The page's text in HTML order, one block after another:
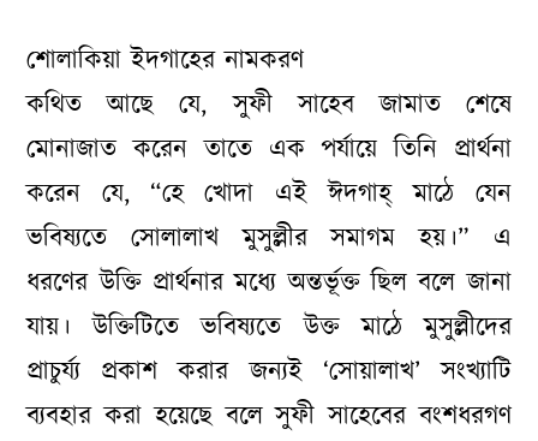
শোলাকিয়া ইদগাহের নামকরণ
কথিত আছে যে, সুফী সাহেব জামাত শেষে
মোনাজাত করেন তাতে এক পর্যায়ে তিনি প্রার্থনা
করেন যে, “হে খোদা এই ঈদগাহ্ মাঠে যেন
ভবিষ্যতে সোলালাখ মুসুল্লীর সমাগম হয়।” এ
ধরণের উক্তি প্রার্থনার মধ্যে অন্তর্ভূক্ত ছিল বলে জানা
যায়। উক্তিটিতে ভবিষ্যতে উক্ত মাঠে মুসুল্লীদের
প্রাচুর্য্য প্রকাশ করার জন্যই ‘সোয়ালাখ’ সংখ্যাটি
ব্যবহার করা হয়েছে বলে সুফী সাহেবের বংশধরগণ